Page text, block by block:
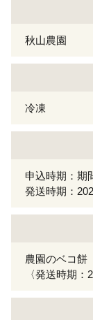
秋山農園
冷凍
申込時期：期
発送時期：
農園のベコ
〈発送時期：